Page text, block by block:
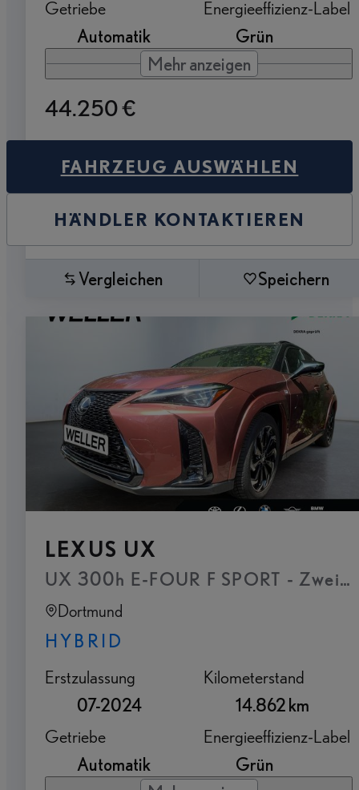
Getriebe
Automatik
Energieeffizienz-Label
Grün
Mehr anzeigen
44.250 €
FAHRZEUG AUSWÄHLEN
HÄNDLER KONTAKTIEREN
Vergleichen Speichern
LEXUS UX
Dortmund
HYBRID
Erstzulassung
07-2024
Kilometerstand
14.862 km
Getriebe
Automatik
Energieeffizienz-Label
Grün